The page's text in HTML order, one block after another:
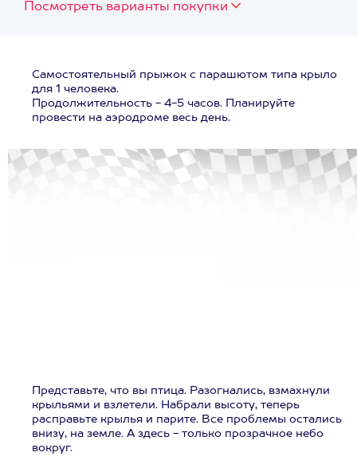
Посмотреть варианты покупки
Самостоятельный прыжок с парашютом типа крыло
для 1 человека.
Продолжительность - 4-5 часов. Планируйте
провести на аэродроме весь день.
Представьте, что вы птица. Разогнались, взмахнули
крыльями и взлетели. Набрали высоту, теперь
расправьте крылья и парите. Все проблемы остались
внизу, на земле. А здесь - только прозрачное небо
вокруг.